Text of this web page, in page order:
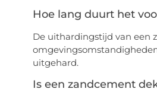
Hoe lang duurt het
De uithardingstijd van een
uitgehard.
Is een zandcement